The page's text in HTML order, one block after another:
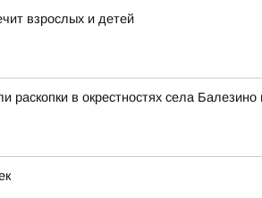
взрослых и детей
раскопки в окрестностях села